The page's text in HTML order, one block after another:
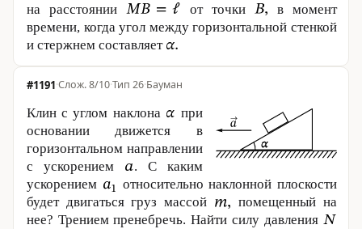
на расстоянии
от точки
в момент
времени, когда угол между горизонтальной стенкой
и стержнем составляет
#1191· 8/10·Тип 26·Бауман
Клин с углом наклона
при
основании движется в
горизонтальном направлении
с ускорением
. С каким
ускорением
относительно наклонной плоскости
будет двигаться груз массой
помещенный на
нее? Трением пренебречь. Найти силу давления